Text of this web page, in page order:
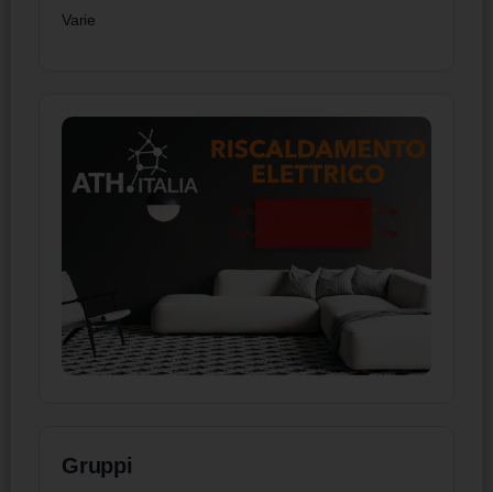
Varie
Gruppi